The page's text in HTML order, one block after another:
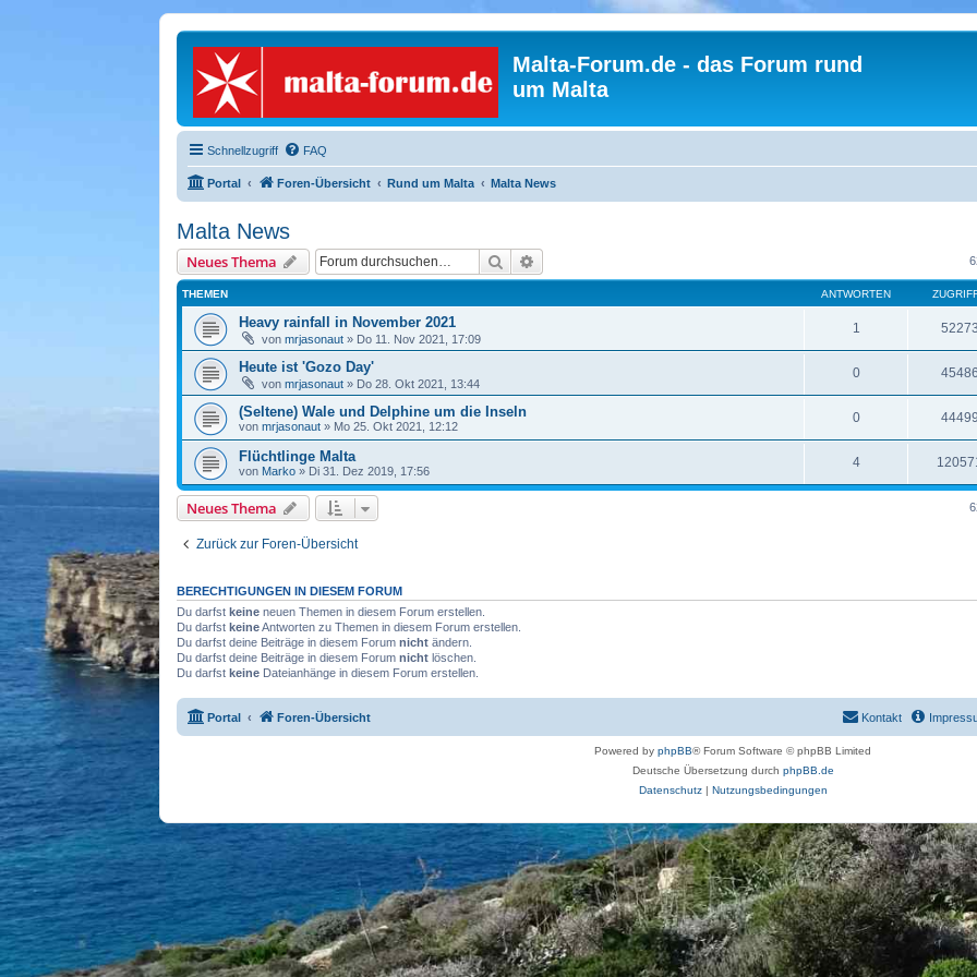
Malta-Forum.de - das Forum rund
um Malta
Schnellzugriff FAQ
Portal Foren-Übersicht Rund um Malta Malta News
Malta News
Neues Thema Suche
THEMEN ANTWORTEN
Heavy rainfall in November 2021
von mrjasonaut » Do 11. Nov 2021, 17:09
1 52273
Heute ist 'Gozo Day'
von mrjasonaut » Do 28. Okt 2021, 13:44
0 45486
(Seltene) Wale und Delphine um die Inseln
von mrjasonaut » Mo 25. Okt 2021, 12:12
0 44499
Flüchtlinge Malta
von Marko » Di 31. Dez 2019, 17:56
4
Neues Thema
Zurück zur Foren-Übersicht
BERECHTIGUNGEN IN DIESEM FORUM
Du darfst keine neuen Themen in diesem Forum erstellen.
Du darfst keineAntworten zu Themen in diesem Forum erstellen.
Du darfst deine Beiträge in diesem Forum nicht ändern.
Du darfst deine Beiträge in diesem Forum nicht löschen.
Du darfst keine Dateianhänge in diesem Forum erstellen.
Portal Foren-Übersicht Kontakt
Powered by phpBB® Forum Software © phpBB Limited
Deutsche Übersetzung durch phpBB.de
Datenschutz| Nutzungsbedingungen